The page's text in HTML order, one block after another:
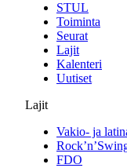
STUL
Toiminta
Seurat
Lajit
Kalenteri
Uutiset
Lajit
Vakio- ja
FDO